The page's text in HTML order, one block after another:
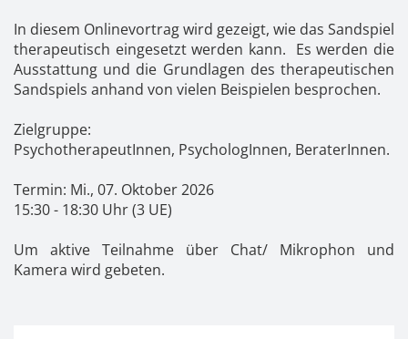
Kontakt News Anmelden
Registrieren
In diesem Onlinevortrag wird gezeigt, wie das Sandspiel
therapeutisch eingesetzt werden kann. Es werden die
Ausstattung und die Grundlagen des therapeutischen
Sandspiels anhand von vielen Beispielen besprochen.
Zielgruppe:
PsychotherapeutInnen, PsychologInnen, BeraterInnen.
Termin: Mi., 07. Oktober 2026
15:30 - 18:30 Uhr (3 UE)
Um aktive Teilnahme über Chat/ Mikrophon und
Kamera wird gebeten.